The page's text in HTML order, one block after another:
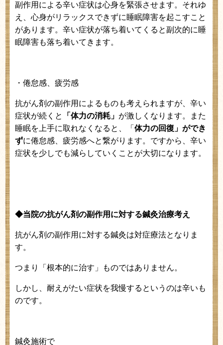
副作用による辛い症状は心身を緊張させます。それゆ
え、心身がリラックスできずに睡眠障害を起こすこと
があります。辛い症状が落ち着いてくると副次的に睡
眠障害も落ち着いてきます。
・倦怠感、疲労感
抗がん剤の副作用によるものも考えられますが、辛い
症状が続くと
「体力の消耗」 が激しくなります。また
睡眠を上手に取れなくなると、「 体力の回復」ができ
ずに倦怠感、疲労感へと繋がります。ですから、辛い
症状を少しでも減らしていくことが大切になります。
◆当院の抗がん剤の副作用に対する鍼灸治療考え
抗がん剤の副作用に対する鍼灸は対症療法となりま
す。
つまり「根本的に治す」ものではありません。
しかし、耐えがたい症状を我慢するというのは辛いも
のです。
鍼灸施術で